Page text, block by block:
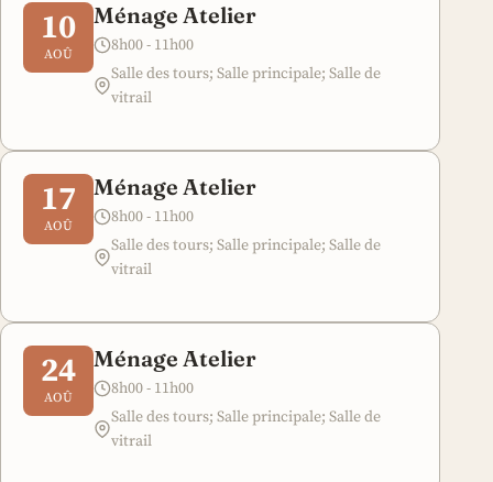
10
AOÛ
Ménage Atelier
8h00 - 11h00
Salle des tours; Salle principale; Salle de
vitrail
17
AOÛ
Ménage Atelier
8h00 - 11h00
Salle des tours; Salle principale; Salle de
vitrail
24
AOÛ
Ménage Atelier
8h00 - 11h00
Salle des tours; Salle principale; Salle de
vitrail